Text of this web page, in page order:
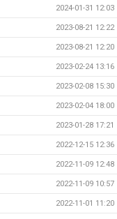
2024-01-31 12:03
2023-08-21 12:22
2023-08-21 12:20
2023-02-24 13:16
2023-02-08 15:30
2023-02-04 18:00
2023-01-28 17:21
2022-12-15 12:36
2022-11-09 12:48
2022-11-09 10:57
2022-11-01 11:20